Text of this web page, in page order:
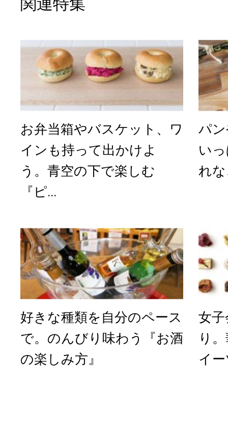
お弁当箱やバスケット、ワ
インも持って出かけよ
う。青空の下で楽しむ
『ピ...
パ
い
れ
好きな種類を自分のペース
で。のんびり味わう『お酒
の楽しみ方』
女
り
イ